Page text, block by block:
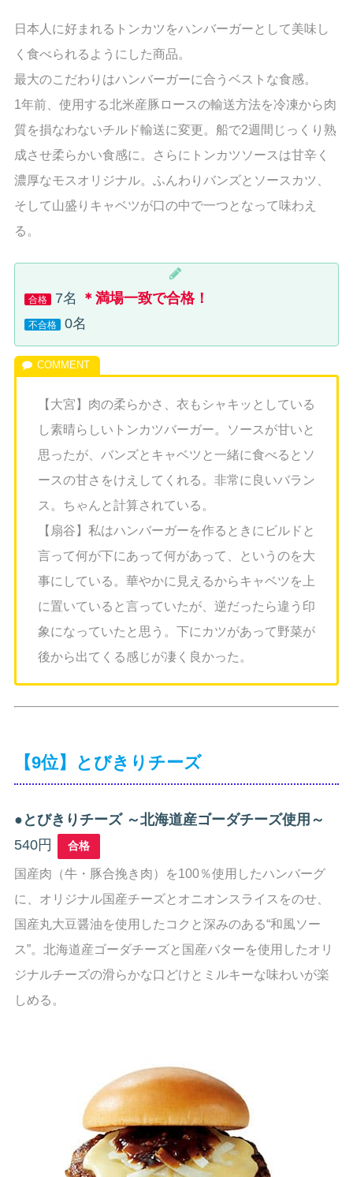
日本人に好まれるトンカツをハンバーガーとして美味し
く食べられるようにした商品。
最大のこだわりはハンバーガーに合うベストな食感。
1年前、使用する北米産豚ロースの輸送方法を冷凍から肉
質を損なわないチルド輸送に変更。船で2週間じっくり熟
成させ柔らかい食感に。さらにトンカツソースは甘辛く
濃厚なモスオリジナル。ふんわりバンズとソースカツ、
そして山盛りキャベツが口の中で一つとなって味わえ
る。
合格 7名 ＊満場一致で合格！
不合格 0名
【大宮】肉の柔らかさ、衣もシャキッとしている
し素晴らしいトンカツバーガー。ソースが甘いと
思ったが、バンズとキャベツと一緒に食べるとソ
ースの甘さをけえしてくれる。非常に良いバラン
ス。ちゃんと計算されている。
【扇谷】私はハンバーガーを作るときにビルドと
言って何が下にあって何があって、というのを大
事にしている。華やかに見えるからキャベツを上
に置いていると言っていたが、逆だったら違う印
象になっていたと思う。下にカツがあって野菜が
後から出てくる感じが凄く良かった。
【9位】とびきりチーズ
● とびきりチーズ ～北海道産ゴーダチーズ使用～
540円
合格
国産肉（牛・豚合挽き肉）を100％使用したハンバーグ
に、オリジナル国産チーズとオニオンスライスをのせ、
国産丸大豆醤油を使用したコクと深みのある“和風ソー
ス”。北海道産ゴーダチーズと国産バターを使用したオリ
ジナルチーズの滑らかな口どけとミルキーな味わいが楽
しめる。